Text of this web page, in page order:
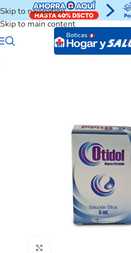
Skip to navigation
Skip to main content